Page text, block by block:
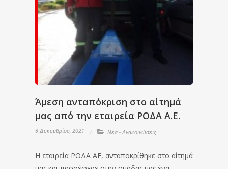
Άμεση ανταπόκριση στο αίτημά
μας από την εταιρεία ΡΟΔΑ Α.Ε.
3 Δεκεμβρίου, 2021 Νέα - Ανακοινώσεις
H εταιρεία ΡΟΔΑ ΑΕ, ανταποκρίθηκε στο αίτημά